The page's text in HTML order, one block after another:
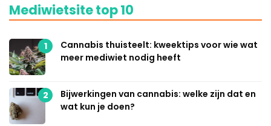
Mediwietsite top 10
1
Cannabis thuisteelt: kweektips voor wie wat
meer mediwiet nodig heeft
2
Bijwerkingen van cannabis: welke zijn dat en
wat kun je doen?